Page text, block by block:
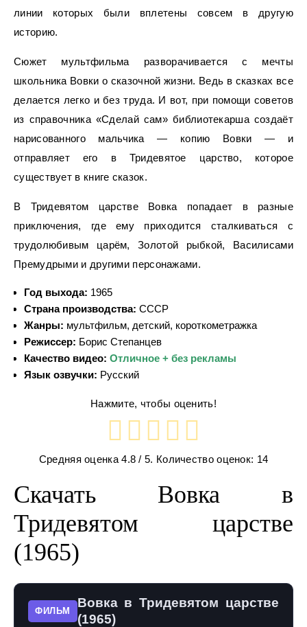
линии которых были вплетены совсем в другую
историю.
Сюжет мультфильма разворачивается с мечты
школьника Вовки о сказочной жизни. Ведь в сказках все
делается легко и без труда. И вот, при помощи советов
из справочника «Сделай сам» библиотекарша создаёт
нарисованного мальчика — копию Вовки — и
отправляет его в Тридевятое царство, которое
существует в книге сказок.
В Тридевятом царстве Вовка попадает в разные
приключения, где ему приходится сталкиваться с
трудолюбивым царём, Золотой рыбкой, Василисами
Премудрыми и другими персонажами.
Год выхода: 1965
Страна производства: СССР
Жанры: мультфильм, детский, короткометражка
Режиссер: Борис Степанцев
Качество видео: Отличное + без рекламы
Язык озвучки: Русский
Нажмите, чтобы оценить!
Средняя оценка4.8 / 5. Количество оценок: 14
Скачать Вовка в
Тридевятом царстве
(1965)
ФИЛЬМ
Вовка в Тридевятом царстве
(1965)